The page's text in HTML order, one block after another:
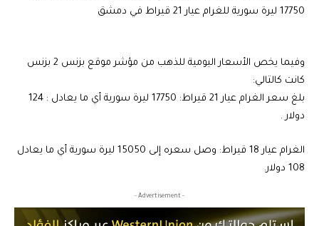
17750 ليرة سورية للغرام عيار 21 قيراط في دمشق
وفيما يخص الأسعار اليومية للذهب من مؤشر موقع بزنس 2 بزنس
كانت كالتالي:
بلغ سعر الغرام عيار 21 قيراط: 17750 ليرة سورية أي ما يعادل : 124
دولار .
الغرام عيار 18 قيراط: وصل سعره إلى 15050 ليرة سورية أي ما يعادل
108 دولار.
- Advertisement -